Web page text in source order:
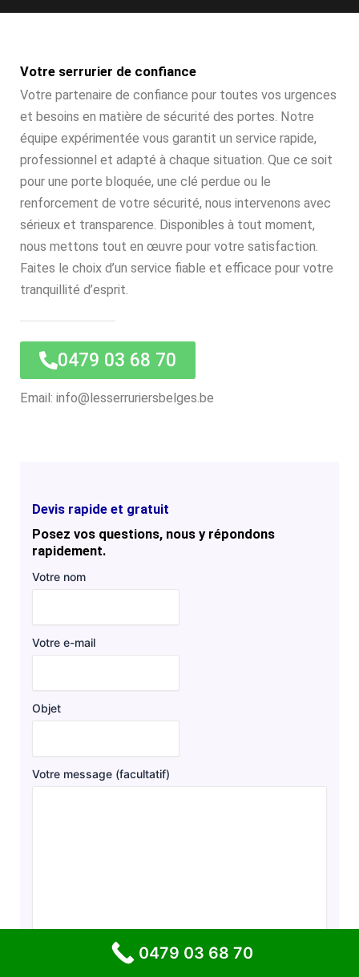
Votre serrurier de confiance
Votre partenaire de confiance pour toutes vos urgences
et besoins en matière de sécurité des portes. Notre
équipe expérimentée vous garantit un service rapide,
professionnel et adapté à chaque situation. Que ce soit
pour une porte bloquée, une clé perdue ou le
renforcement de votre sécurité, nous intervenons avec
sérieux et transparence. Disponibles à tout moment,
nous mettons tout en œuvre pour votre satisfaction.
Faites le choix d’un service fiable et efficace pour votre
tranquillité d’esprit.
0479 03 68 70
Email: info@lesserruriersbelges.be
Devis rapide et gratuit
Posez vos questions, nous y répondons
rapidement.
Votre nom
Votre e-mail
Objet
Votre message (facultatif)
0479 03 68 70